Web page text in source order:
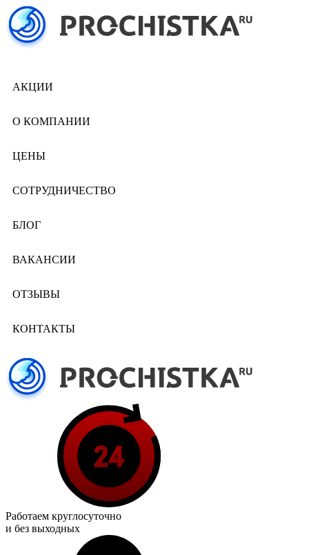
АКЦИИ
О КОМПАНИИ
ЦЕНЫ
СОТРУДНИЧЕСТВО
БЛОГ
ВАКАНСИИ
ОТЗЫВЫ
КОНТАКТЫ
Работаем круглосуточно
и без выходных